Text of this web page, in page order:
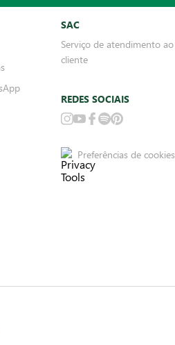
SAC
Serviço de atendimento ao
cliente
REDES SOCIAIS
Preferências de cookies